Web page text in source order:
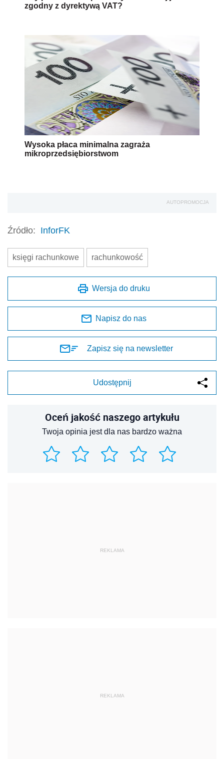
zgodny z dyrektywą VAT?
Wysoka płaca minimalna zagraża
mikroprzedsiębiorstwom
AUTOPROMOCJA
Źródło: InforFK
księgi rachunkowe rachunkowość
Wersja do druku
Napisz do nas
Zapisz się na newsletter
Udostępnij
Oceń jakość naszego artykułu
Twoja opinia jest dla nas bardzo ważna
REKLAMA
REKLAMA